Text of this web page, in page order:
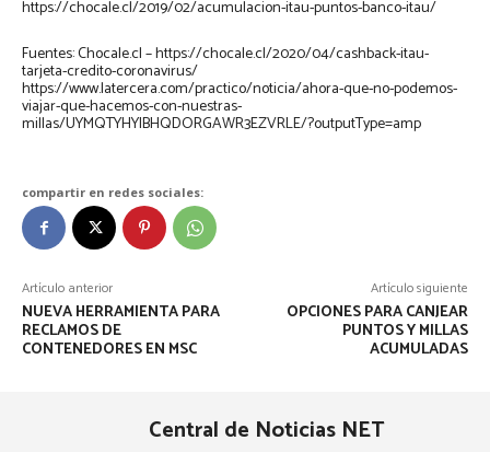
https://chocale.cl/2019/02/acumulacion-itau-puntos-banco-itau/
Fuentes: Chocale.cl – https://chocale.cl/2020/04/cashback-itau-
tarjeta-credito-coronavirus/
https://www.latercera.com/practico/noticia/ahora-que-no-podemos-
viajar-que-hacemos-con-nuestras-
millas/UYMQTYHYIBHQDORGAWR3EZVRLE/?outputType=amp
compartir en redes sociales:
Artículo anterior
NUEVA HERRAMIENTA PARA
RECLAMOS DE
CONTENEDORES EN MSC
Artículo siguiente
OPCIONES PARA CANJEAR
PUNTOS Y MILLAS
ACUMULADAS
Central de Noticias NET